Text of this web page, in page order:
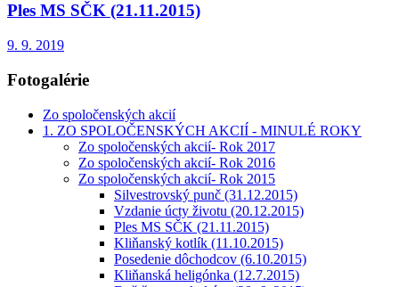
Ples MS SČK (21.11.2015)
9. 9. 2019
Fotogalérie
Zo spoločenských akcií
1. ZO SPOLOČENSKÝCH AKCIÍ - MINULÉ ROKY
Zo spoločenských akcií- Rok 2017
Zo spoločenských akcií- Rok 2016
Zo spoločenských akcií- Rok 2015
Silvestrovský punč (31.12.2015)
Vzdanie úcty životu (20.12.2015)
Ples MS SČK (21.11.2015)
Kliňanský kotlík (11.10.2015)
Posedenie dôchodcov (6.10.2015)
Kliňanská heligónka (12.7.2015)